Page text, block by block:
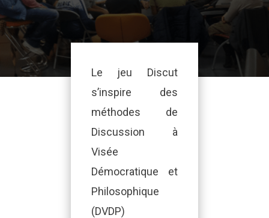
Le jeu Discut
s’inspire des
méthodes de
Discussion à
Visée
Démocratique et
Philosophique
(DVDP)